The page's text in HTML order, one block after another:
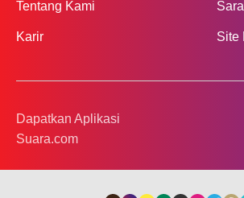
Tentang Kami
Karir Site
Dapatkan Aplikasi
Suara.com